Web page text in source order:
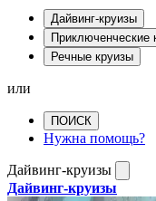
Дайвинг-круизы
Приключенческие
Речные круизы
или
ПОИСК
Нужна помощь?
Дайвинг-круизы
Дайвинг-круизы